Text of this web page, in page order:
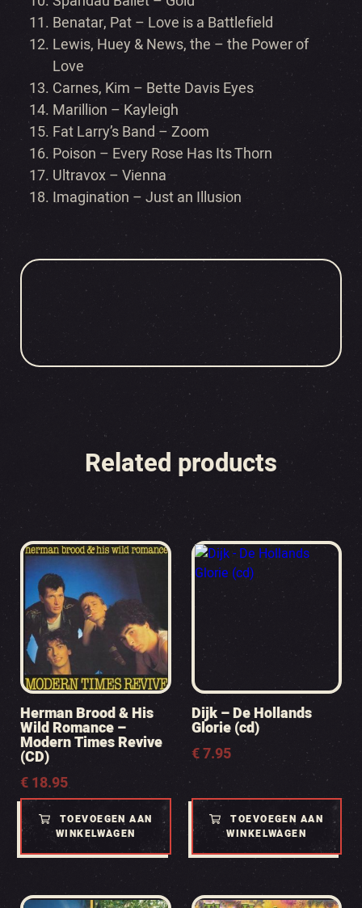
Benatar, Pat – Love is a Battlefield
Lewis, Huey & News, the – the Power of
Love
Carnes, Kim – Bette Davis Eyes
Marillion – Kayleigh
Fat Larry’s Band – Zoom
Poison – Every Rose Has Its Thorn
Ultravox – Vienna
Imagination – Just an Illusion
Related products
Herman Brood & His
Wild Romance –
Modern Times Revive
(CD)
€18.95
TOEVOEGEN AAN
WINKELWAGEN
Dijk – De Hollands
Glorie (cd)
€7.95
TOEVOEGEN AAN
WINKELWAGEN